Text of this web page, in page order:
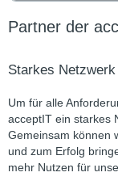
Partner der
Starkes
Um für alle
acceptIT ein starkes
Gemeinsam können
und zum Erfolg
mehr Nutzen für